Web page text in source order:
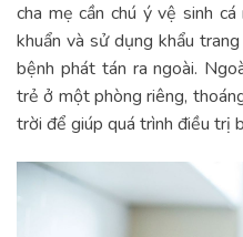
cha mẹ cần chú ý vệ sinh
khuẩn và sử dụng khẩu
bệnh phát tán ra ngoài.
trẻ ở một phòng riêng,
trời để giúp quá trình điều trị